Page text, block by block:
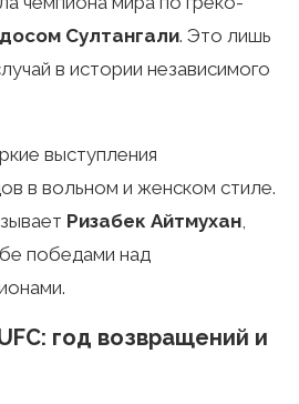
Султангали. Это лишь
в истории независимого
выступления
в вольном и женском стиле.
Ризабек Айтмухан,
победами над
год возвращений и